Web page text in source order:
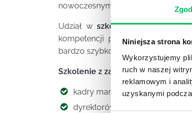
Niniejsza strona
Wykorzystujemy
ruch w naszej
reklamowym i
uzyskanymi
nowoczesnym i efektywnym
Udział wszkoleniu, poza
kompetencji pracownika w
bardzo szybko potrafi dość
Szkolenie z zarządzania
kadry managerskiej niezależnie
dyrektorów handlowych